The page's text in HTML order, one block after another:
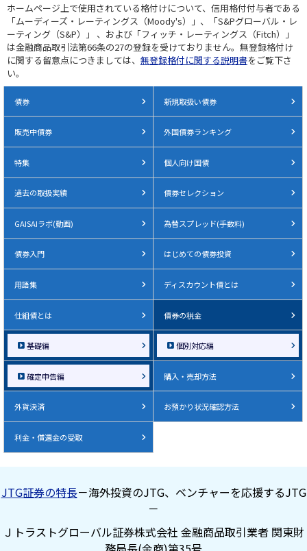
ホームページ上で使用されている格付けについて、信用格付付与者である
「ムーディーズ・レーティングス（Moody's）」、「S&Pグローバル・レ
ーティング（S&P）」 、および「フィッチ・レーティングス（Fitch）」
は金融商品取引法第66条の27の登録を受けておりません。無登録格付け
に関する留意点につきましては、 無登録格付に関する説明書をご覧下さ
い。
債券 新規取扱い債券
販売中債券 外国債券ランキング
特集 個人向け国債
過去の取扱実績 債券セレクション
GAISAIラボ(動画) 為替スプレッド(手数料)
債券入門 はじめての債券投資
用語集 ディスカウント債とは
仕組債とは 債券の税金
基礎編 個別対応編
確定申告編 購入・売却方法
外貨決済 お預かり状況確認方法
利金・償還金の受取
JTG証券の特長－海外投資のJTG、ベンチャーを応援するJTG
－
Ｊトラストグローバル証券株式会社 金融商品取引業者 関東財